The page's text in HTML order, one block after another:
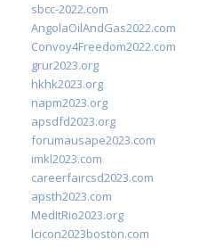
sbcc-2022.com
AngolaOilAndGas2022.com
Convoy4Freedom2022.com
grur2023.org
hkhk2023.org
napm2023.org
apsdfd2023.org
forumausape2023.com
imkl2023.com
careerfaircsd2023.com
apsth2023.com
MedItRio2023.org
lcicon2023boston.com